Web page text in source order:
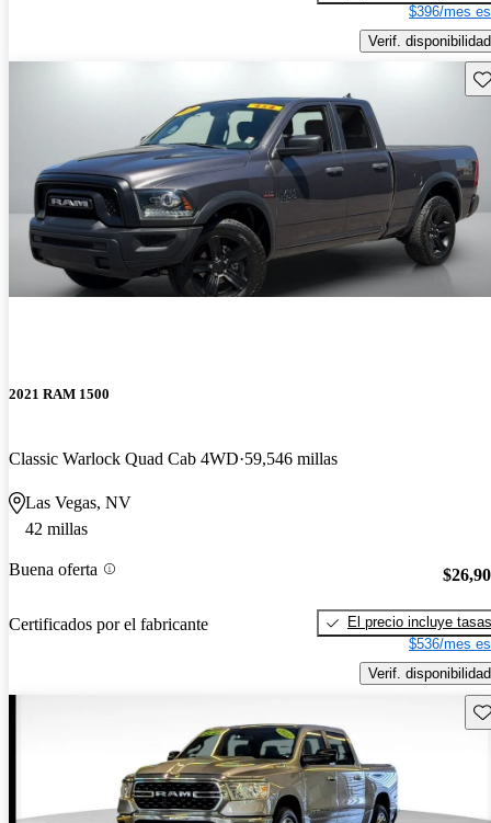
$396/mes
Verif. disponibilidad
2021 RAM 1500
Classic Warlock Quad Cab 4WD 59,546 millas
Las Vegas, NV
42 millas
Buena oferta
Certificados por el fabricante
El precio incluye tasas
$536/mes
Verif. disponibilidad